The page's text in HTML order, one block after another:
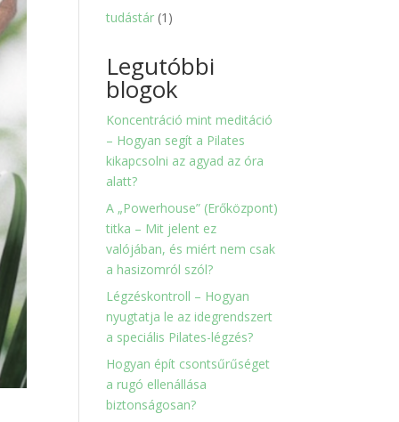
tudástár 1 1
Legutóbbi
blogok
Koncentráció mint meditáció
– Hogyan segít a Pilates
kikapcsolni az agyad az óra
alatt?
A „Powerhouse” (Erőközpont)
titka – Mit jelent ez
valójában, és miért nem csak
a hasizomról szól?
Légzéskontroll – Hogyan
nyugtatja le az idegrendszert
a speciális Pilates-légzés?
Hogyan épít csontsűrűséget
a rugó ellenállása
biztonságosan?